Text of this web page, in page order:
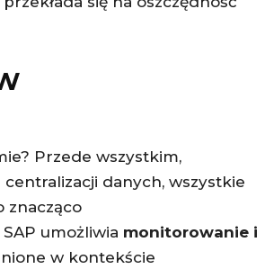
Przede wszystkim,
danych, wszystkie
znacząco
umożliwia monitorowanie i
w kontekście